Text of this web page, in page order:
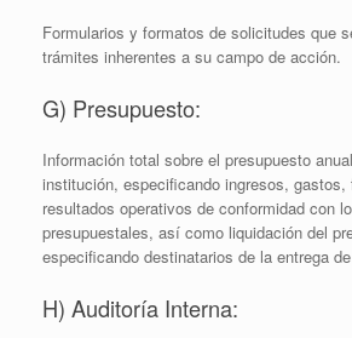
Formularios y formatos de solicitudes que
trámites inherentes a su campo de acción.
G) Presupuesto:
Información total sobre el presupuesto
institución, especificando ingresos, gastos,
resultados operativos de conformidad con
presupuestales, así como liquidación del
especificando destinatarios de la entrega
H) Auditoría Interna: